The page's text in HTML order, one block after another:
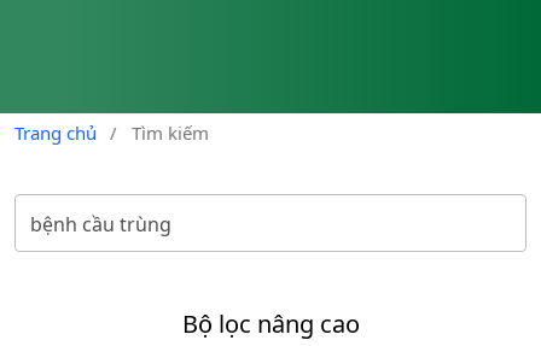
Trang chủ / Tìm kiếm
Bộ lọc nâng cao